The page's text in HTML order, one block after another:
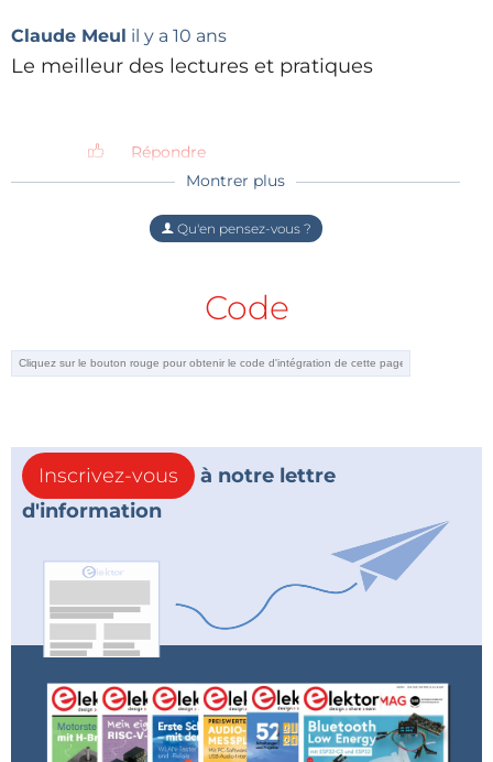
Claude Meul il y a 10 ans
Le meilleur des lectures et pratiques
Répondre
Montrer plus
Qu'en pensez-vous ?
Code
Inscrivez-vous
à notre lettre
d'information